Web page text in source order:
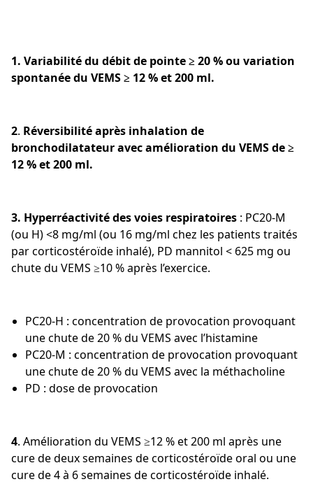
1. Variabilité du débit de pointe ≥ 20 % ou variation
spontanée du VEMS ≥ 12 % et 200 ml.
2. Réversibilité après inhalation de
bronchodilatateur avec amélioration du VEMS de ≥
12 % et 200 ml.
3. Hyperréactivité des voies respiratoires : PC20-M
(ou H) <8 mg/ml (ou 16 mg/ml chez les patients traités
par corticostéroïde inhalé), PD mannitol < 625 mg ou
chute du VEMS ≥10 % après l’exercice.
PC20-H : concentration de provocation provoquant
une chute de 20 % du VEMS avec l’histamine
PC20-M : concentration de provocation provoquant
une chute de 20 % du VEMS avec la méthacholine
PD : dose de provocation
4. Amélioration du VEMS ≥12 % et 200 ml après une
cure de deux semaines de corticostéroïde oral ou une
cure de 4 à 6 semaines de corticostéroïde inhalé.